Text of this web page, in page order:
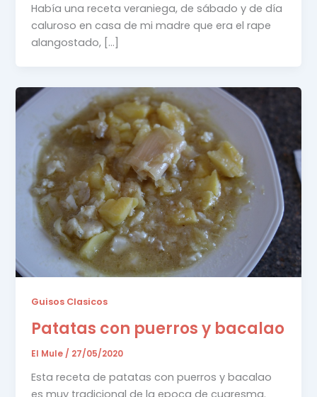
Había una receta veraniega, de sábado y de día
caluroso en casa de mi madre que era el rape
alangostado, […]
Guisos Clasicos
Patatas con puerros y bacalao
El Mule / 27/05/2020
Esta receta de patatas con puerros y bacalao
es muy tradicional de la epoca de cuaresma.